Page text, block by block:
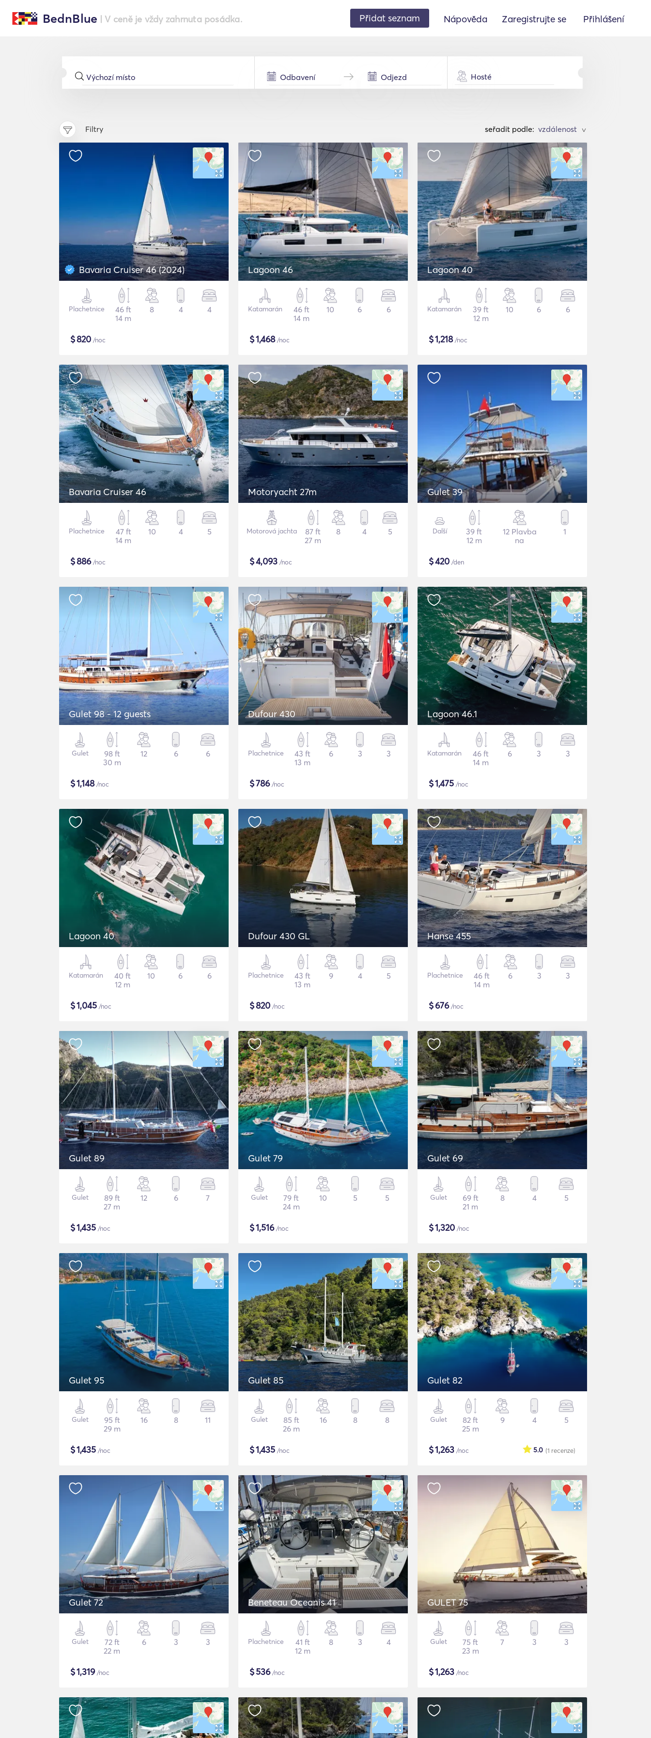
BednBlue | V ceně je vždy zahrnuta posádka. Přidat seznam Nápověda Zaregistrujte se Přihlášení
Hosté
Filtry seřadit podle: >
Bavaria Cruiser 46 (2024)
Plachetnice
46 ft
14 m
8 4 4
$820 /noc
Lagoon 46
Katamarán
46 ft
14 m
10 6 6
$1,468/noc
Lagoon 40
Katamarán
39 ft
12 m
10 6 6
$1,218/noc
Bavaria Cruiser 46
Plachetnice
47 ft
14 m
10 4 5
$886/noc
Motoryacht 27m
Motorová jachta
87 ft
27 m
8 4 5
$4,093 /noc
Gulet 39
Další
39 ft
12 m
12 Plavba
na
1
$420 /den
Gulet 98 - 12 guests
Gulet
98 ft
30 m
12 6 6
$1,148/noc
Dufour 430
Plachetnice
43 ft
13 m
6 3 3
$786/noc
Lagoon 46.1
Katamarán
46 ft
14 m
6 3 3
$1,475 /noc
Lagoon 40
Katamarán
40 ft
12 m
10 6 6
$1,045 /noc
Dufour 430 GL
Plachetnice
43 ft
13 m
9 4 5
$820 /noc
Hanse 455
Plachetnice
46 ft
14 m
6 3 3
$676/noc
Gulet 89
Gulet
89 ft
27 m
12 6 7
$1,435 /noc
Gulet 79
Gulet
79 ft
24 m
10 5 5
$1,516/noc
Gulet 69
Gulet
69 ft
21 m
8 4 5
$1,320 /noc
Gulet 95
Gulet
95 ft
29 m
16 8 11
$1,435 /noc
Gulet 85
Gulet
85 ft
26 m
16 8 8
$1,435 /noc
Gulet 82
Gulet
82 ft
25 m
9 4 5
$1,263 /noc (1 recenze)
5.0
Gulet 72
Gulet
72 ft
22 m
6 3 3
$1,319/noc
Beneteau Oceanis 41
Plachetnice
41 ft
12 m
8 3 4
$536/noc
GULET 75
Gulet
75 ft
23 m
7 3 3
$1,263 /noc